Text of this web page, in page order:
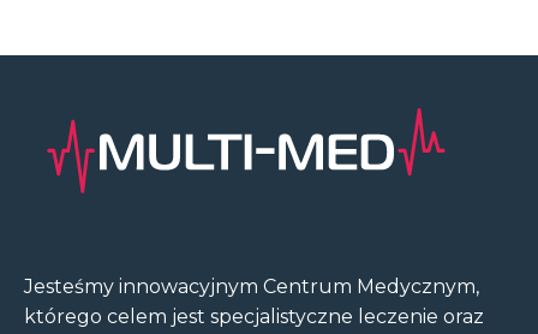
Jesteśmy innowacyjnym Centrum Medycznym,
którego celem jest specjalistyczne leczenie oraz